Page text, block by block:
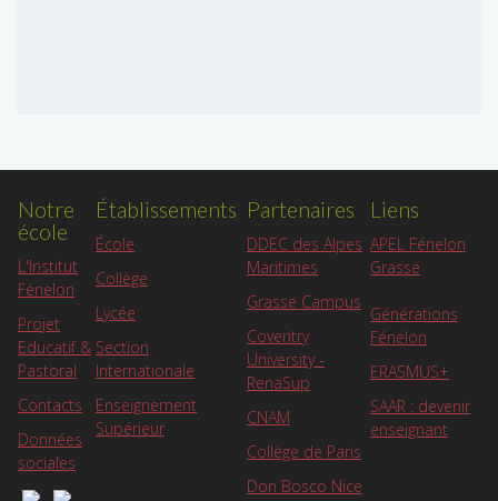
Notre
école
L'Institut
Fénelon
Projet
Educatif &
Pastoral
Contacts
Données
sociales
Établissements
École
Collège
Lycée
Section
Internationale
Enseignement
Supérieur
Partenaires
DDEC des Alpes
Maritimes
Grasse Campus
Coventry
University -
RenaSup
CNAM
Collège de Paris
Don Bosco Nice
Liens
APEL Fénelon
Grasse
Générations
Fénelon
ERASMUS+
SAAR : devenir
enseignant